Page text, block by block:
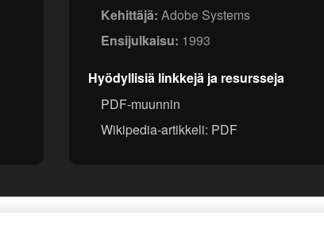
Kehittäjä: Adobe Systems
Ensijulkaisu: 1993
Hyödyllisiä linkkejä ja resursseja
PDF-muunnin
Wikipedia-artikkeli: PDF